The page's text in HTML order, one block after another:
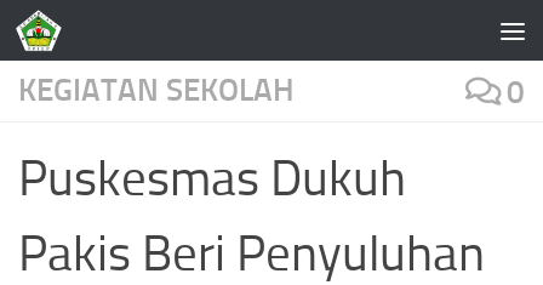
Skip to content
KEGIATAN SEKOLAH 0
Puskesmas Dukuh
Pakis Beri Penyuluhan